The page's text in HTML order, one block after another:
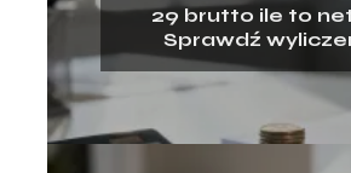
29 brutto ile to
Sprawdź
wynagrodzenia